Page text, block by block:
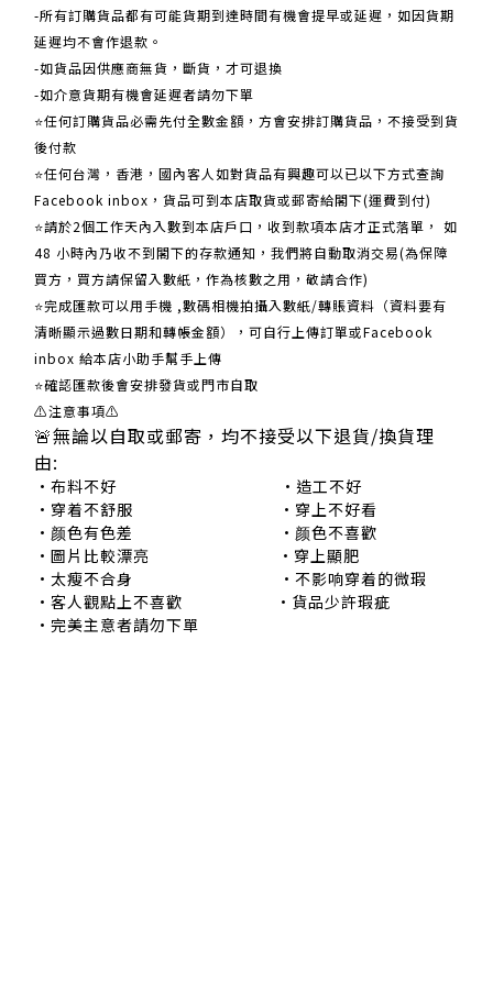
-所有訂購貨品都有可能貨期到達時間有機會提早或延遲，如因貨期
延遲均不會作退款。
-如貨品因供應商無貨，斷貨，才可退換
-如介意貨期有機會延遲者請勿下單
⭐任何訂購貨品必需先付全數金額，方會安排訂購貨品，不接受到貨
後付款
⭐任何台灣，香港，國內客人如對貨品有興趣可以已以下方式查詢
Facebook inbox，貨品可到本店取貨或郵寄給閣下(運費到付)
​​⭐請於2個工作天內入數到本店戶口，收到款項本店才正式落單， 如
48 小時內乃收不到閣下的存款通知，我們將自動取消交易(為保障
買方，買方請保留入數紙，作為核數之用，敬請合作)
⭐完成匯款可以用手機 ,數碼相機拍攝入數紙/轉賬資料（資料要有
清晰顯示過數日期和轉帳金額），可自行上傳訂單或Facebook
inbox 給本店小助手幫手上傳
⭐確認匯款後會安排發貨或門市自取
⚠注意事項⚠
🚨無論以自取或郵寄，均不接受以下退貨/換貨理
由:
•布料不好 •造工不好
•穿着不舒服 •穿上不好看
•颜色有色差 •颜色不喜歡
•圖片比較漂亮 •穿上顯肥
•太瘦不合身 •不影响穿着的微瑕
•客人觀點上不喜歡 •貨品少許瑕疵
•完美主意者請勿下單